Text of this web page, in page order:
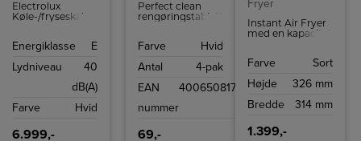
Electrolux
Køle-/fryseskab
liter.
Energiklasse
E
Lydniveau
40
dB(A)
Farve
Hvid
6.999,-
Perfect clean
rengøringstabletter
kaffemaskiner.
Farve
Hvid
Antal
4-pak
EAN
nummer
4006508178599
69,-
Fryer
Instant Air Fryer
med en kapacitet
Farve
Sort
Højde
326 mm
Bredde
314 mm
1.399,-